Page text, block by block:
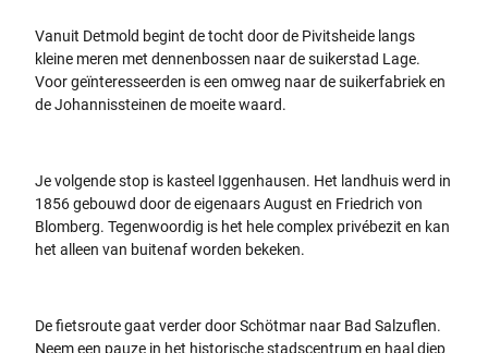
Vanuit Detmold begint de tocht door de Pivitsheide langs
kleine meren met dennenbossen naar de suikerstad Lage.
Voor geïnteresseerden is een omweg naar de suikerfabriek en
de Johannissteinen de moeite waard.
Je volgende stop is kasteel Iggenhausen. Het landhuis werd in
1856 gebouwd door de eigenaars August en Friedrich von
Blomberg. Tegenwoordig is het hele complex privébezit en kan
het alleen van buitenaf worden bekeken.
De fietsroute gaat verder door Schötmar naar Bad Salzuflen.
Neem een pauze in het historische stadscentrum en haal diep